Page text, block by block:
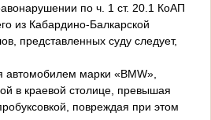
по ч. 1 ст. 20.1 КоАП
из Кабардино-Балкарской
представленных суду следует,
марки «BMW»,
в краевой столице, превышая
повреждая при этом